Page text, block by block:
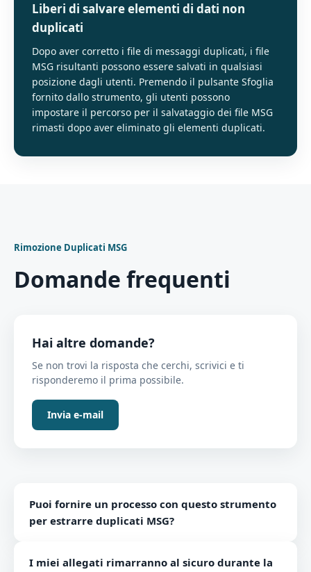
Liberi di salvare elementi di dati non
duplicati
Dopo aver corretto i file di messaggi duplicati, i file
MSG risultanti possono essere salvati in qualsiasi
posizione dagli utenti. Premendo il pulsante Sfoglia
fornito dallo strumento, gli utenti possono
impostare il percorso per il salvataggio dei file MSG
rimasti dopo aver eliminato gli elementi duplicati.
Rimozione Duplicati MSG
Domande frequenti
Hai altre domande?
Se non trovi la risposta che cerchi, scrivici e ti
risponderemo il prima possibile.
Invia e-mail
Puoi fornire un processo con questo strumento
per estrarre duplicati MSG?
elementi di dati duplicati MSG - Avvia e apri questo
I miei allegati rimarranno al sicuro durante la